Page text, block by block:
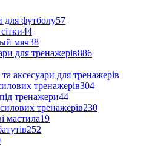
для футболу57
44
мяч38
для тренажерів886
аксесуари для тренажерів
тренажерів304
тренажери44
тренажерів230
мастила19
252